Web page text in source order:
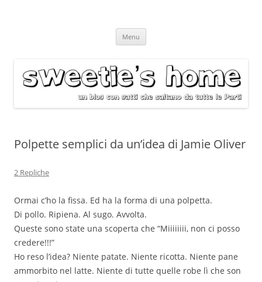
Menu
Polpette semplici da un’idea di Jamie Oliver
2 Repliche
Ormai c’ho la fissa. Ed ha la forma di una polpetta.
Di pollo. Ripiena. Al sugo. Avvolta.
Queste sono state una scoperta che “Miiiiiiii, non ci posso
credere!!!”
Ho reso l’idea? Niente patate. Niente ricotta. Niente pane
ammorbito nel latte. Niente di tutte quelle robe lì che son